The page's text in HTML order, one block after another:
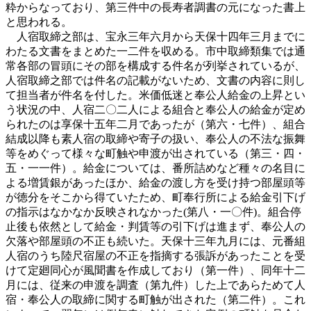
粋からなっており、第三件中の長寿者調書の元になった書上
と思われる。
人宿取締之部は、宝永三年六月から天保十四年三月までに
わたる文書をまとめた一二件を収める。市中取締類集では通
常各部の冒頭にその部を構成する件名が列挙されているが、
人宿取締之部では件名の記載がないため、文書の内容に則し
て担当者が件名を付した。米価低迷と奉公人給金の上昇とい
う状況の中、人宿二〇二人による組合と奉公人の給金が定め
られたのは享保十五年二月であったが（第六・七件）、組合
結成以降も素人宿の取締や寄子の扱い、奉公人の不法な振舞
等をめぐって様々な町触や申渡が出されている（第三・四・
五・一一件）。給金については、番所詰めなど種々の名目に
よる増賃銀があったほか、給金の渡し方を受け持つ部屋頭等
が徳分をそこから得ていたため、町奉行所による給金引下げ
の指示はなかなか反映されなかった(第八・一〇件)。組合停
止後も依然として給金・判賃等の引下げは進まず、奉公人の
欠落や部屋頭の不正も続いた。天保十三年九月には、元番組
人宿のうち陸尺宿屋の不正を指摘する張訴があったことを受
けて定廻同心が風聞書を作成しており（第一件）、同年十二
月には、従来の申渡を調査（第九件）した上であらためて人
宿・奉公人の取締に関する町触が出された（第二件）。これ